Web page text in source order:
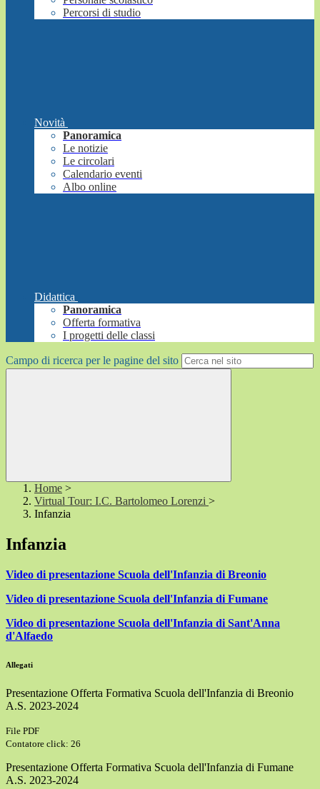
Percorsi di studio
Novità
Panoramica
Le notizie
Le circolari
Calendario eventi
Albo online
Didattica
Panoramica
Offerta formativa
I progetti delle classi
Campo di ricerca per le pagine del sito
Home >
Virtual Tour: I.C. Bartolomeo Lorenzi >
Infanzia
Infanzia
Video di presentazione Scuola dell'Infanzia di Breonio
Video di presentazione Scuola dell'Infanzia di Fumane
Video di presentazione Scuola dell'Infanzia di Sant'Anna
d'Alfaedo
Allegati
Presentazione Offerta Formativa Scuola dell'Infanzia di Breonio
A.S. 2023-2024
File PDF
Contatore click: 26
Presentazione Offerta Formativa Scuola dell'Infanzia di Fumane
A.S. 2023-2024